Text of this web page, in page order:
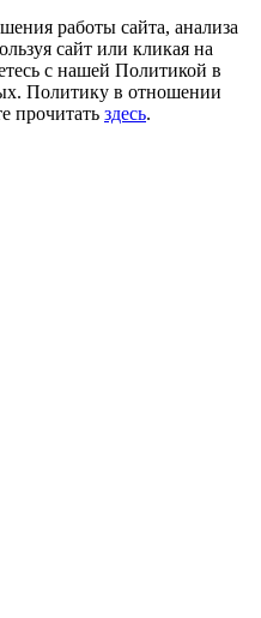
работы сайта, анализа
сайт или кликая на
с нашей Политикой в
Политику в отношении
прочитать здесь.